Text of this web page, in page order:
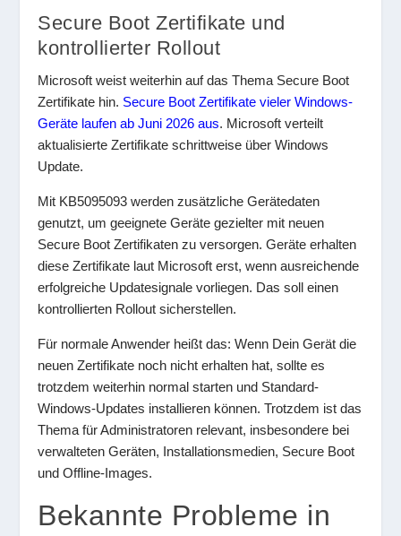
Secure Boot Zertifikate und
kontrollierter Rollout
Microsoft weist weiterhin auf das Thema Secure Boot
Zertifikate hin. Secure Boot Zertifikate vieler Windows-
Geräte laufen ab Juni 2026 aus. Microsoft verteilt
aktualisierte Zertifikate schrittweise über Windows
Update.
Mit KB5095093 werden zusätzliche Gerätedaten
genutzt, um geeignete Geräte gezielter mit neuen
Secure Boot Zertifikaten zu versorgen. Geräte erhalten
diese Zertifikate laut Microsoft erst, wenn ausreichende
erfolgreiche Updatesignale vorliegen. Das soll einen
kontrollierten Rollout sicherstellen.
Für normale Anwender heißt das: Wenn Dein Gerät die
neuen Zertifikate noch nicht erhalten hat, sollte es
trotzdem weiterhin normal starten und Standard-
Windows-Updates installieren können. Trotzdem ist das
Thema für Administratoren relevant, insbesondere bei
verwalteten Geräten, Installationsmedien, Secure Boot
und Offline-Images.
Bekannte Probleme in